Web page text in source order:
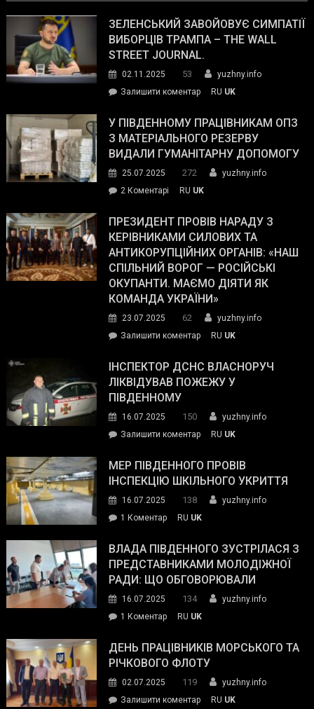
ЗЕЛЕНСЬКИЙ ЗАВОЙОВУЄ СИМПАТІЇ
ВИБОРЦІВ ТРАМПА – THE WALL
STREET JOURNAL.
02.11.2025 53
yuzhny.info
Залишити коментарon
завойовує
симпатії
виборців
The
Street
Journal.
RU UK
У ПІВДЕННОМУ ПРАЦІВНИКАМ ОПЗ
З МАТЕРІАЛЬНОГО РЕЗЕРВУ
ВИДАЛИ ГУМАНІТАРНУ ДОПОМОГУ
25.07.2025 272
yuzhny.info
2 Коментарі
Південному
працівникам
ОПЗ
з
матеріального
резерву
гуманітарну
допомогу
RU UK
ПРЕЗИДЕНТ ПРОВІВ НАРАДУ З
КЕРІВНИКАМИ СИЛОВИХ ТА
АНТИКОРУПЦІЙНИХ ОРГАНІВ: «НАШ
СПІЛЬНИЙ ВОРОГ — РОСІЙСЬКІ
ОКУПАНТИ. МАЄМО ДІЯТИ ЯК
КОМАНДА УКРАЇНИ»
23.07.2025 62
yuzhny.info
Залишити коментарon
провів
нараду
силових
та
органів:
«Наш
спільний
окупанти.
Маємо
діяти
команда
RU UK
ІНСПЕКТОР ДСНС ВЛАСНОРУЧ
ЛІКВІДУВАВ ПОЖЕЖУ У
ПІВДЕННОМУ
16.07.2025 150
yuzhny.info
Залишити коментарon
ДСНС
власноруч
пожежу
у
RU UK
МЕР ПІВДЕННОГО ПРОВІВ
ІНСПЕКЦІЮ ШКІЛЬНОГО УКРИТТЯ
16.07.2025 138
yuzhny.info
1 Коментардо
Південного
провів
інспекцію
укриття
RU UK
ВЛАДА ПІВДЕННОГО ЗУСТРІЛАСЯ З
ПРЕДСТАВНИКАМИ МОЛОДІЖНОЇ
РАДИ: ЩО ОБГОВОРЮВАЛИ
16.07.2025 134
yuzhny.info
1 Коментардо
Південного
зустрілася
представниками
молодіжної
RU UK
ДЕНЬ ПРАЦІВНИКІВ МОРСЬКОГО ТА
РІЧКОВОГО ФЛОТУ
02.07.2025 119
yuzhny.info
Залишити коментарon
RU UK